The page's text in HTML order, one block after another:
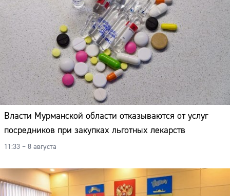
Власти Мурманской области отказываются от услуг
посредников при закупках льготных лекарств
11:33 – 8 августа